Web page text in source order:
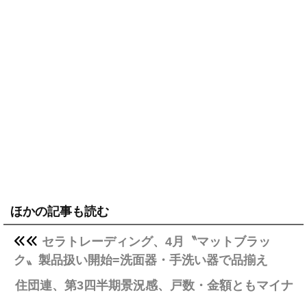
ほかの記事も読む
セラトレーディング、4月〝マットブラッ
ク〟製品扱い開始=洗面器・手洗い器で品揃え
住団連、第3四半期景況感、戸数・金額ともマイナ